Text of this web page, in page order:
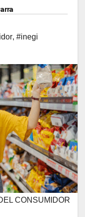
, #inegi
CONSUMIDOR